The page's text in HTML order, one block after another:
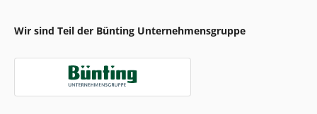
Wir sind Teil der Bünting Unternehmensgruppe